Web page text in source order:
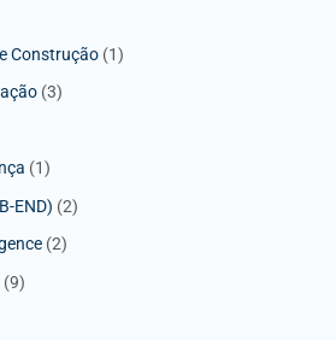
Construção (1)
(3)
(1)
END) (2)
(2)
(9)